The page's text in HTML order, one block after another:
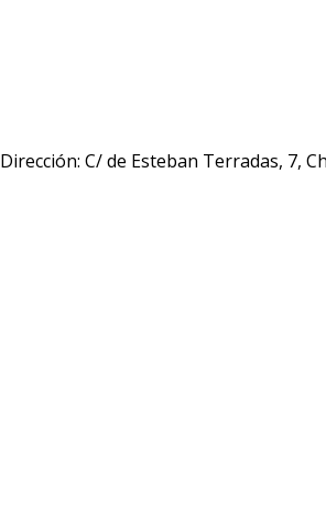
Dirección: C/ de Esteban Terradas, 7,